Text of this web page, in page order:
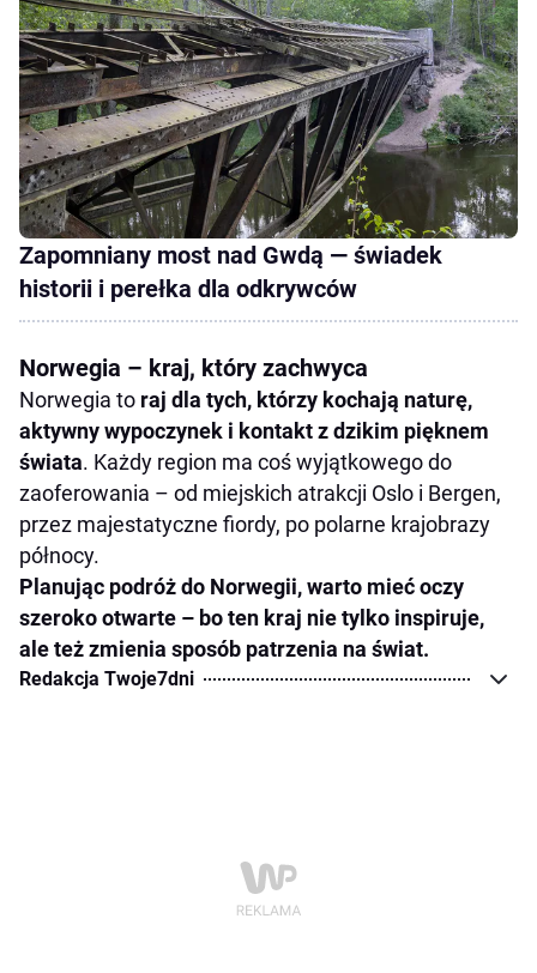
Zapomniany most nad Gwdą — świadek
historii i perełka dla odkrywców
Norwegia – kraj, który zachwyca
Norwegia to raj dla tych, którzy kochają naturę,
aktywny wypoczynek i kontakt z dzikim pięknem
świata. Każdy region ma coś wyjątkowego do
zaoferowania – od miejskich atrakcji Oslo i Bergen,
przez majestatyczne fiordy, po polarne krajobrazy
północy.
Planując podróż do Norwegii, warto mieć oczy
szeroko otwarte – bo ten kraj nie tylko inspiruje,
ale też zmienia sposób patrzenia na świat.
Redakcja Twoje7dni